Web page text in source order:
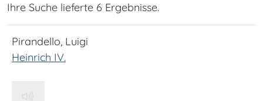
Ihre Suche lieferte 6 Ergebnisse.
Pirandello, Luigi
Heinrich IV.